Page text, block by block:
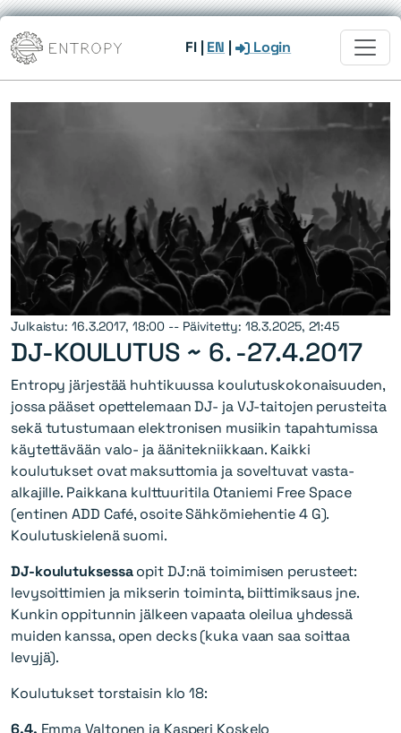
FI| EN | Login
Julkaistu: 16.3.2017, 18:00 -- Päivitetty: 18.3.2025, 21:45
DJ-KOULUTUS ~ 6. -27.4.2017
Entropy järjestää huhtikuussa koulutuskokonaisuuden,
jossa pääset opettelemaan DJ- ja VJ-taitojen perusteita
sekä tutustumaan elektronisen musiikin tapahtumissa
käytettävään valo- ja äänitekniikkaan. Kaikki
koulutukset ovat maksuttomia ja soveltuvat vasta-
alkajille. Paikkana kulttuuritila Otaniemi Free Space
(entinen ADD Café, osoite Sähkömiehentie 4 G).
Koulutuskielenä suomi.
DJ-koulutuksessaopit DJ:nä toimimisen perusteet:
levysoittimien ja mikserin toiminta, biittimiksaus jne.
Kunkin oppitunnin jälkeen vapaata oleilua yhdessä
muiden kanssa, open decks (kuka vaan saa soittaa
levyjä).
Koulutukset torstaisin klo 18: